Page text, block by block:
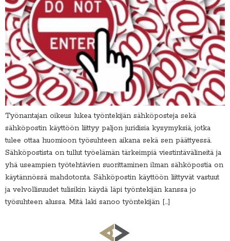
Työnantajan oikeus lukea työntekijän sähköposteja sekä
sähköpostin käyttöön liittyy paljon juridisia kysymyksiä, jotka
tulee ottaa huomioon työsuhteen aikana sekä sen päättyessä.
Sähköpostista on tullut työelämän tärkeimpiä viestintävälineitä ja
yhä useampien työtehtävien suorittaminen ilman sähköpostia on
käytännössä mahdotonta. Sähköpostin käyttöön liittyvät vastuut
ja velvollisuudet tulisikin käydä läpi työntekijän kanssa jo
työsuhteen alussa. Mitä laki sanoo työntekijän […]